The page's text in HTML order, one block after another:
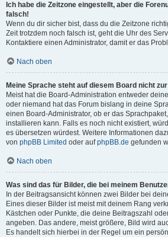
Ich habe die Zeitzone eingestellt, aber die
falsch!
Wenn du dir sicher bist, dass du die Zeitzone
Zeit trotzdem noch falsch ist, geht die Uhr des
Kontaktiere einen Administrator, damit er das
Nach oben
Meine Sprache steht auf diesem Board nicht
Meist hat die Board-Administration entweder
oder niemand hat das Forum bislang in deine
einen Board-Administrator, ob er das
installieren kann. Falls es noch nicht existiert,
es übersetzen würdest. Weitere Informationen
von phpBB Limited oder aufphpBB.de gefunden
Nach oben
Was sind das für Bilder, die bei meinem
In der Beitragsansicht können zwei Bilder bei
Eines dieser Bilder ist meist mit deinem Rang
Kästchen oder Punkte, die deine Beitragszahl
angeben. Das andere, meist größere, Bild wird
Es handelt sich hierbei in der Regel um ein